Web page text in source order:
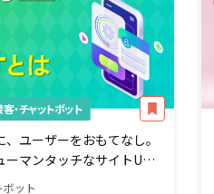
・チャットボット
ユーザーをおもてなし。
ーマンタッチなサイトUX
ット